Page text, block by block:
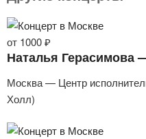
от 1000 ₽
Наталья Герасимова
Москва — Центр
Холл)